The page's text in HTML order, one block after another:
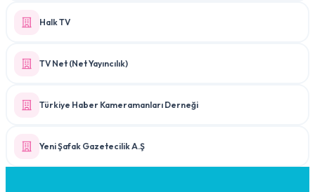
Halk TV
TV Net (Net Yayıncılık)
Türkiye Haber Kameramanları Derneği
Yeni Şafak Gazetecilik A.Ş